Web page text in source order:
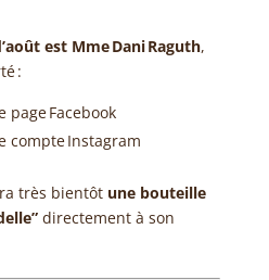
est Mme Dani Raguth,
:
page Facebook
compte Instagram
très bientôt une bouteille
directement à son